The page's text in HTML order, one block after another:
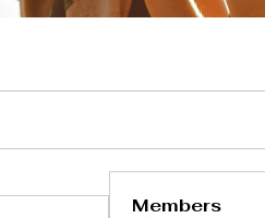
Members